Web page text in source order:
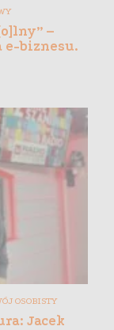
–
e-biznesu.
OSOBISTY
Jacek